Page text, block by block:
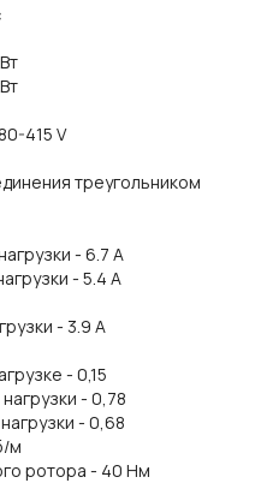
415 V
треугольником
- 6.7 A
- 5.4 A
- 3.9 A
- 0,15
- 0,78
- 0,68
м
ротора - 40 Нм